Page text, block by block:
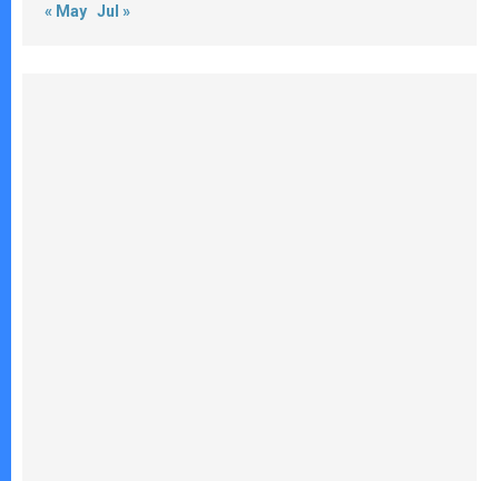
« May Jul »